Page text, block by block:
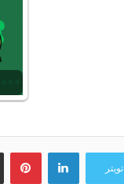
تويتر
لينكدإن